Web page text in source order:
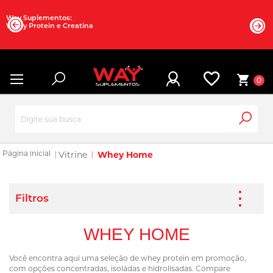
Way Suplementos:
Whey Protein e Creatina
0
Vitrine Whey Home
WHEY HOME
Você encontra aqui uma seleção de whey protein em promoção,
com opções concentradas, isoladas e hidrolisadas. Compare